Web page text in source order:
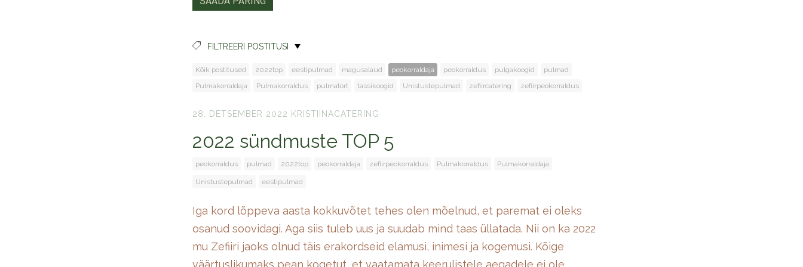
FILTREERI POSTITUSI
Kõik postitused 2022top eestipulmad magusalaud peokorraldaja peokorraldus pulgakoogid
pulmad
Pulmakorraldaja
Pulmakorraldus pulmatort tassikoogid Unistustepulmad zefiircatering zefiirpeokorraldus
28. DETSEMBER 2022 KRISTIINACATERING
2022 sündmuste TOP 5
peokorraldus pulmad 2022top peokorraldaja zefiirpeokorraldus Pulmakorraldus Pulmakorraldaja
Unistustepulmad eestipulmad
Iga kord lõppeva aasta kokkuvõtet tehes olen mõelnud, et paremat ei oleks
osanud soovidagi. Aga siis tuleb uus ja suudab mind taas üllatada. Nii on ka 2022
mu Zefiiri jaoks olnud täis erakordseid elamusi, inimesi ja kogemusi. Kõige
väärtuslikumaks pean kogetut, et vaatamata keerulistele aegadele ei ole